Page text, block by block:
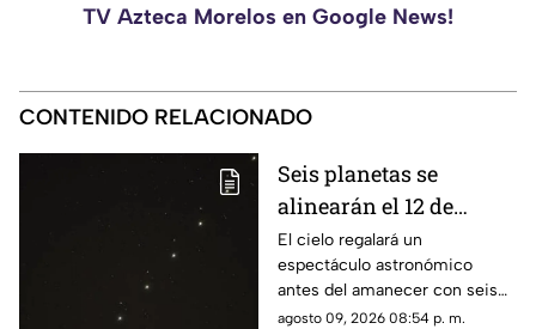
TV Azteca Morelos en Google News!
CONTENIDO RELACIONADO
Seis planetas se
alinearán el 12 de
agosto: así podrás
observar el fenómeno
desde Morelos
El cielo regalará un
espectáculo astronómico
antes del amanecer con seis
planetas visibles desde
agosto 09, 2026 08:54 p. m.